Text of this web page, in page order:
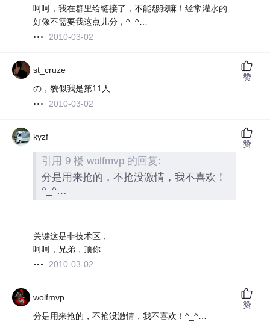
呵呵，我在群里给链接了，不能怨我嘛！经常灌水的
好像不需要我这点儿分，^_^…
2010-03-02
st_cruze
の，貌似我是第11人………………
2010-03-02
赞
kyzf
引用 9 楼 wolfmvp 的回复:
分是用来抢的，不抢没激情，我不喜欢！
^_^…
关键这是非技术区，
呵呵，兄弟，顶你
2010-03-02
赞
wolfmvp
分是用来抢的，不抢没激情，我不喜欢！^_^…
赞